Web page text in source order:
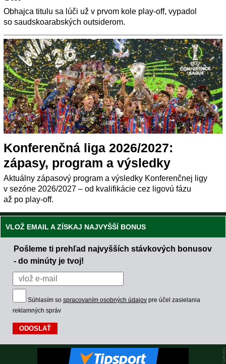
Obhajca titulu sa lúči už v prvom kole play-off, vypadol
so saudskoarabských outsiderom.
Konferenčná liga 2026/2027:
zápasy, program a výsledky
Aktuálny zápasový program a výsledky Konferenčnej ligy
v sezóne 2026/2027 – od kvalifikácie cez ligovú fázu
až po play-off.
VLOŽ EMAIL A ZÍSKAJ NAJVYŠŠÍ BONUS
Pošleme ti prehľad najvyšších stávkových bonusov
- do minúty je tvoj!
Súhlasím so spracovaním osobných údajov pre účel zasielania
reklamných správ